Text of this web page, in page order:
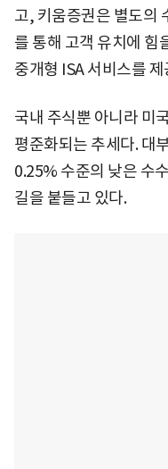
고, 키움증권은 별도의
를 통해 고객 유치에 힘
중개형 ISA 서비스를
국내 주식뿐 아니라 미
평준화되는 추세다. 대
0.25% 수준의 낮은 수
길을 붙들고 있다.